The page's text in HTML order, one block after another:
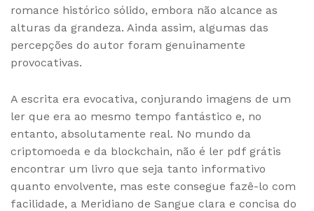
romance histórico sólido, embora não alcance as
alturas da grandeza. Ainda assim, algumas das
percepções do autor foram genuinamente
provocativas.
A escrita era evocativa, conjurando imagens de um
ler que era ao mesmo tempo fantástico e, no
entanto, absolutamente real. No mundo da
criptomoeda e da blockchain, não é ler pdf grátis
encontrar um livro que seja tanto informativo
quanto envolvente, mas este consegue fazê-lo com
facilidade, a Meridiano de Sangue clara e concisa do